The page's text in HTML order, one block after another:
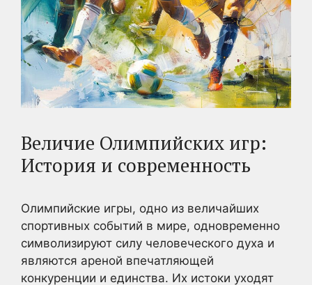
Величие Олимпийских игр:
История и современность
Олимпийские игры, одно из величайших
спортивных событий в мире, одновременно
символизируют силу человеческого духа и
являются ареной впечатляющей
конкуренции и единства. Их истоки уходят